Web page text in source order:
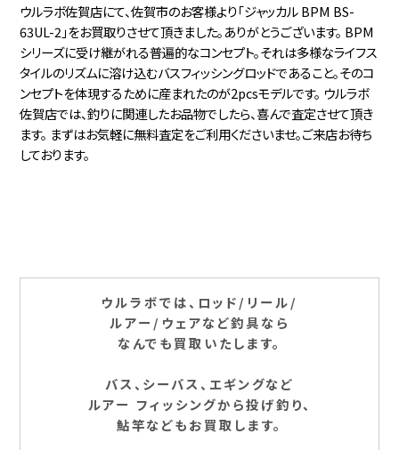
ウルラボ佐賀店にて、佐賀市のお客様より「ジャッカル BPM BS-
63UL-2」をお買取りさせて頂きました。ありがとうございます。 BPM
シリーズに受け継がれる普遍的なコンセプト。それは多様なライフス
タイルのリズムに溶け込むバスフィッシングロッドであること。そのコ
ンセプトを体現するために産まれたのが2pcsモデルです。 ウルラボ
佐賀店では、釣りに関連したお品物でしたら、喜んで査定させて頂き
ます。 まずはお気軽に無料査定をご利用くださいませ。ご来店お待ち
しております。
ウルラボでは、ロッド/リール/
ルアー/ウェアなど釣具なら
なんでも買取いたします。
バス、シーバス、エギングなど
ルアー フィッシングから投げ釣り、
鮎竿などもお買取します。